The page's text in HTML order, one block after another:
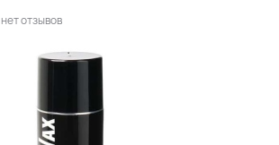
нет отзывов